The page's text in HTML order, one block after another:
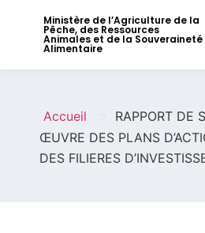
Ministère de l’Agriculture de la
Pêche, des Ressources
Animales et de la Souveraineté
Alimentaire
Accueil
RAPPORT DE
ŒUVRE DES PLANS
DES FILIERES